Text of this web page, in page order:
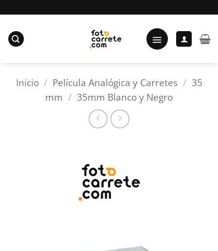
al
contenido
Inicio / Película Analógica y Carretes / 35
mm / 35mm Blanco y Negro